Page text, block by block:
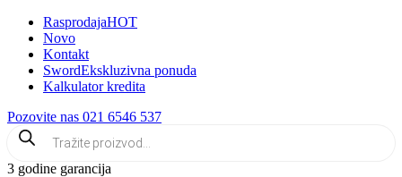
RasprodajaHOT
Novo
Kontakt
SwordEkskluzivna ponuda
Kalkulator kredita
Pozovite nas 021 6546 537
3 godine garancija